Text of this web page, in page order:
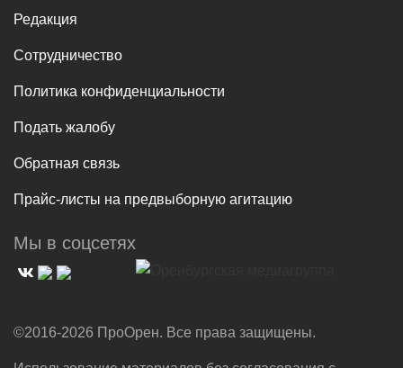
Редакция
Сотрудничество
Политика конфиденциальности
Подать жалобу
Обратная связь
Прайс-листы на предвыборную агитацию
Мы в соцсетях
©2016-2026 ПроОрен. Все права защищены.